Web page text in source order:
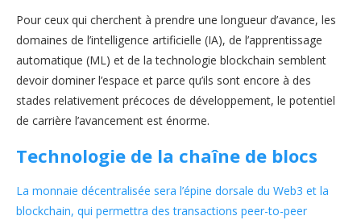
Pour ceux qui cherchent à prendre une longueur d’avance, les
domaines de l’intelligence artificielle (IA), de l’apprentissage
automatique (ML) et de la technologie blockchain semblent
devoir dominer l’espace et parce qu’ils sont encore à des
stades relativement précoces de développement, le potentiel
de carrière l’avancement est énorme.
Technologie de la chaîne de blocs
La monnaie décentralisée sera l’épine dorsale du Web3 et la
blockchain, qui permettra des transactions peer-to-peer